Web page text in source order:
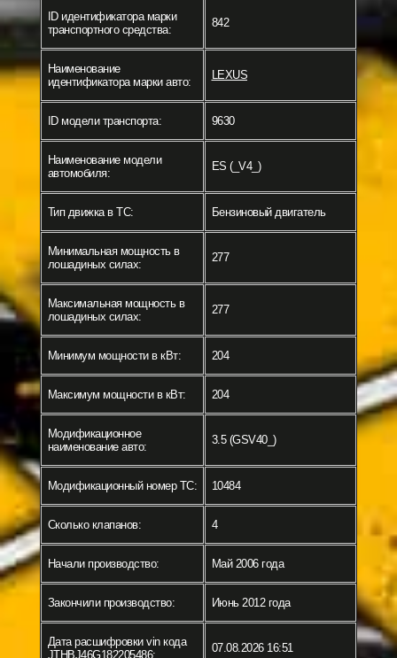
ID идентификатора марки
транспортного средства:
842
Наименование
идентификатора марки авто:
LEXUS
ID модели транспорта: 9630
Наименование модели
автомобиля:
ES (_V4_)
Тип движка в ТС: Бензиновый двигатель
Минимальная мощность в
лошадиных силах:
277
Максимальная мощность в
лошадиных силах:
277
Минимум мощности в кВт: 204
Максимум мощности в кВт: 204
Модификационное
наименование авто:
3.5 (GSV40_)
Модификационный номер ТС: 10484
Сколько клапанов: 4
Начали производство: Май 2006 года
Закончили производство: Июнь 2012 года
Дата расшифровки vin кода
JTHBJ46G182205486:
07.08.2026 16:51